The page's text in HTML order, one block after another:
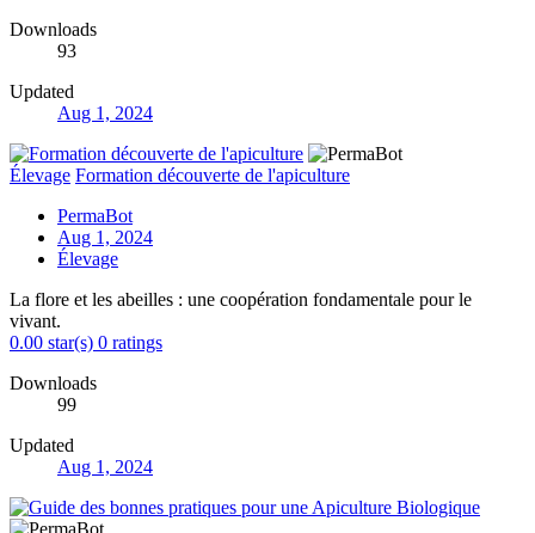
Downloads
93
Updated
Aug 1, 2024
Élevage Formation découverte de l'apiculture
PermaBot
Aug 1, 2024
Élevage
La flore et les abeilles : une coopération fondamentale pour le
vivant.
0.00 star(s) 0 ratings
Downloads
99
Updated
Aug 1, 2024